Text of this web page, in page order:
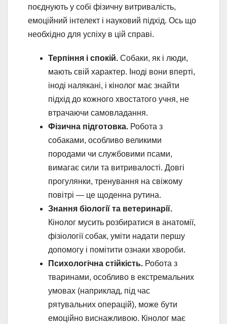
поєднують у собі фізичну витривалість,
емоційний інтелект і науковий підхід. Ось що
необхідно для успіху в цій справі.
Терпіння і спокій. Собаки, як і люди,
мають свій характер. Іноді вони вперті,
іноді налякані, і кінолог має знайти
підхід до кожного хвостатого учня, не
втрачаючи самовладання.
Фізична підготовка. Робота з
собаками, особливо великими
породами чи службовими псами,
вимагає сили та витривалості. Довгі
прогулянки, тренування на свіжому
повітрі — це щоденна рутина.
Знання біології та ветеринарії.
Кінолог мусить розбиратися в анатомії,
фізіології собак, уміти надати першу
допомогу і помітити ознаки хвороби.
Психологічна стійкість. Робота з
тваринами, особливо в екстремальних
умовах (наприклад, під час
рятувальних операцій), може бути
емоційно виснажливою. Кінолог має